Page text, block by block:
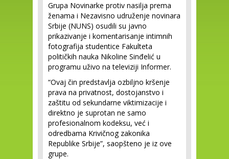
Grupa Novinarke protiv nasilja prema
ženama i Nezavisno udruženje novinara
Srbije (NUNS) osudili su javno
prikazivanje i komentarisanje intimnih
fotografija studentice Fakulteta
političkih nauka Nikoline Sinđelić u
programu uživo na televiziji Informer.
“Ovaj čin predstavlja ozbiljno kršenje
prava na privatnost, dostojanstvo i
zaštitu od sekundarne viktimizacije i
direktno je suprotan ne samo
profesionalnom kodeksu, već i
odredbama Krivičnog zakonika
Republike Srbije”, saopšteno je iz ove
grupe.